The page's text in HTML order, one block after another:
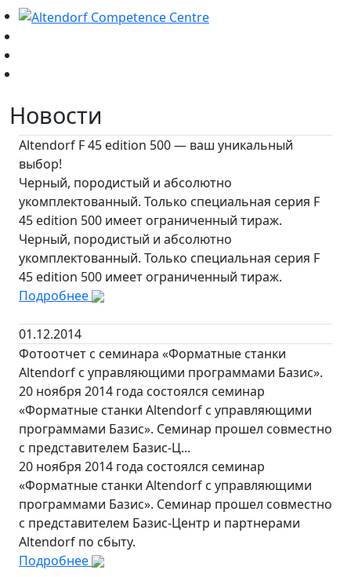
Новости
Altendorf F 45 edition 500 — ваш уникальный
выбор!
Черный, породистый и абсолютно
укомплектованный. Только специальная серия F
45 edition 500 имеет ограниченный тираж.
Черный, породистый и абсолютно
укомплектованный. Только специальная серия F
45 edition 500 имеет ограниченный тираж.
Подробнее
01.12.2014
Фотоотчет с семинара «Форматные станки
Altendorf с управляющими программами Базис».
20 ноября 2014 года состоялся семинар
«Форматные станки Altendorf с управляющими
программами Базис». Семинар прошел совместно
с представителем Базис-Ц...
20 ноября 2014 года состоялся семинар
«Форматные станки Altendorf с управляющими
программами Базис». Семинар прошел совместно
с представителем Базис-Центр и партнерами
Altendorf по сбыту.
Подробнее